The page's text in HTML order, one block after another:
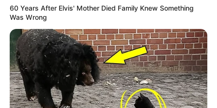
60 Years After Elvis' Mother Died Family Knew Something
Was Wrong